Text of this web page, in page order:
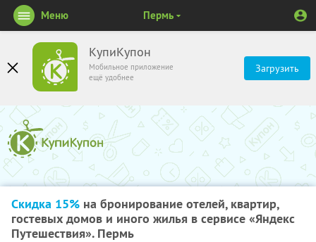
КупиКупон
Мобильное приложение
ещё удобнее
Загрузить
Меню Пермь
Скидка 15% на бронирование отелей, квартир,
гостевых домов и иного жилья в сервисе «Яндекс
Путешествия». Пермь